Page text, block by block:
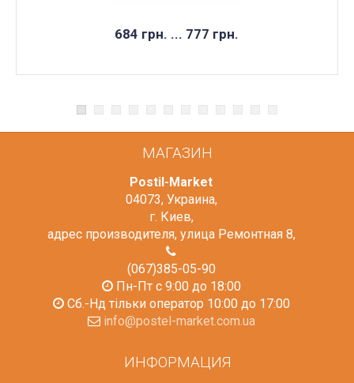
684 грн. ... 777 грн.
МАГАЗИН
Postil-Market
04073, Украина,
г. Киев,
адрес производителя, улица Ремонтная 8,
(067)385-05-90
Пн-Пт с 9:00 до 18:00
Сб.-Нд тільки оператор 10:00 до 17:00
info@postel-market.com.ua
ИНФОРМАЦИЯ